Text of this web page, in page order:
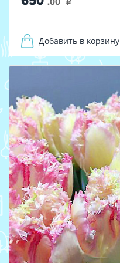
i
Добавить в корзину